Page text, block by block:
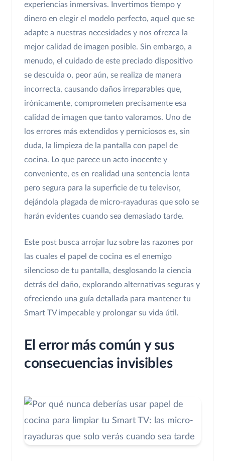
experiencias inmersivas. Invertimos tiempo y
dinero en elegir el modelo perfecto, aquel que se
adapte a nuestras necesidades y nos ofrezca la
mejor calidad de imagen posible. Sin embargo, a
menudo, el cuidado de este preciado dispositivo
se descuida o, peor aún, se realiza de manera
incorrecta, causando daños irreparables que,
irónicamente, comprometen precisamente esa
calidad de imagen que tanto valoramos. Uno de
los errores más extendidos y perniciosos es, sin
duda, la limpieza de la pantalla con papel de
cocina. Lo que parece un acto inocente y
conveniente, es en realidad una sentencia lenta
pero segura para la superficie de tu televisor,
dejándola plagada de micro-rayaduras que solo se
harán evidentes cuando sea demasiado tarde.
Este post busca arrojar luz sobre las razones por
las cuales el papel de cocina es el enemigo
silencioso de tu pantalla, desglosando la ciencia
detrás del daño, explorando alternativas seguras y
ofreciendo una guía detallada para mantener tu
Smart TV impecable y prolongar su vida útil.
El error más común y sus
consecuencias invisibles